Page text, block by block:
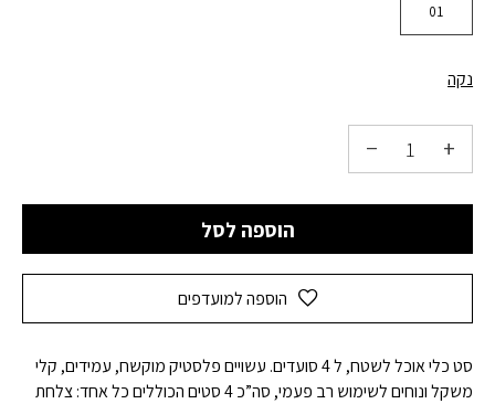
01
נקה
הוספה לסל
הוספה למועדפים
סט כלי אוכל לשטח, ל 4 סועדים. עשויים פלסטיק מוקשח, עמידים, קלי
משקל ונוחים לשימוש רב פעמי, סה”כ 4 סטים הכוללים כל אחד: צלחת